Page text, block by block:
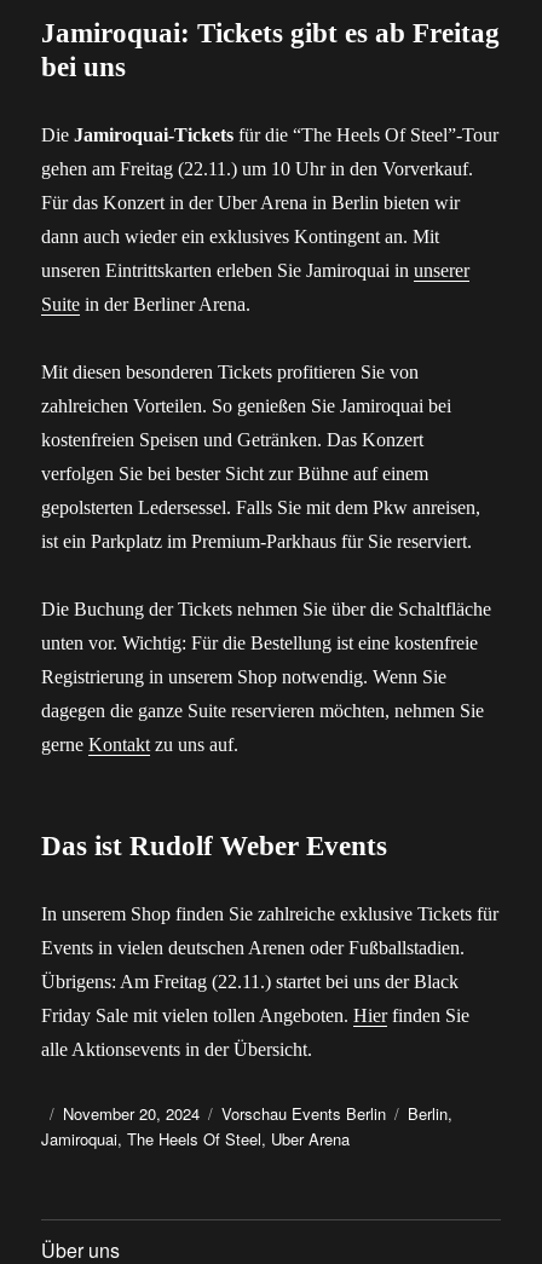
Jamiroquai: Tickets gibt es ab Freitag
bei uns
DieJamiroquai-Tickets für die “The Heels Of Steel”-Tour
gehen am Freitag (22.11.) um 10 Uhr in den Vorverkauf.
Für das Konzert in der Uber Arena in Berlin bieten wir
dann auch wieder ein exklusives Kontingent an. Mit
unseren Eintrittskarten erleben Sie Jamiroquai inunserer
Suite in der Berliner Arena.
Mit diesen besonderen Tickets profitieren Sie von
zahlreichen Vorteilen. So genießen Sie Jamiroquai bei
kostenfreien Speisen und Getränken. Das Konzert
verfolgen Sie bei bester Sicht zur Bühne auf einem
gepolsterten Ledersessel. Falls Sie mit dem Pkw anreisen,
ist ein Parkplatz im Premium-Parkhaus für Sie reserviert.
Die Buchung der Tickets nehmen Sie über die Schaltfläche
unten vor. Wichtig: Für die Bestellung ist eine kostenfreie
Registrierung in unserem Shop notwendig. Wenn Sie
dagegen die ganze Suite reservieren möchten, nehmen Sie
gerneKontakt zu uns auf.
Das ist Rudolf Weber Events
In unserem Shop finden Sie zahlreiche exklusive Tickets für
Events in vielen deutschen Arenen oder Fußballstadien.
Übrigens: Am Freitag (22.11.) startet bei uns der Black
Friday Sale mit vielen tollen Angeboten.Hierfinden Sie
alle Aktionsevents in der Übersicht.
AutorVeröffentlicht
am
November 20, 2024 Kategorien
Vorschau Events Berlin Schlagwörter
Berlin,
Jamiroquai,The Heels Of Steel, Uber Arena
Über uns